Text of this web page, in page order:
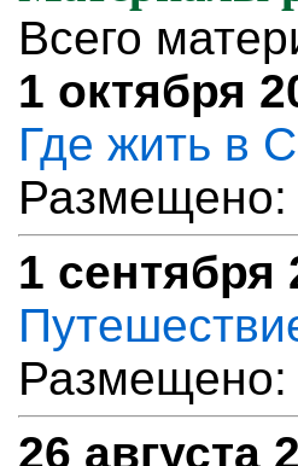
Всего
1 октября
Где жить в
Размещено:
1 сентября
Размещено:
26 августа